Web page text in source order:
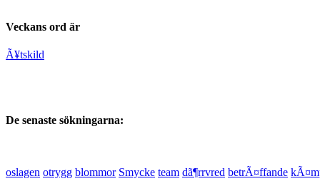
Veckans ord är
Ã¥tskild
De senaste sökningarna:
oslagen otrygg blommor Smycke team dã¶rrvred betrÃ¤ffande